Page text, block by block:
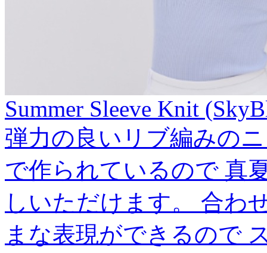
Summer Sleeve Knit
弾力の良いリブ編みの
で作られているので 真
しいただけます。 合わ
まな表現ができるので